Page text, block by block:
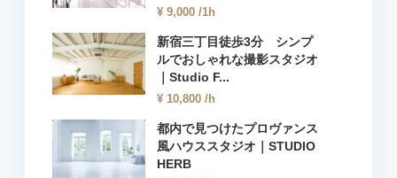
¥ 9,000 /1h
新宿三丁目徒歩3分 シンプ
ルでおしゃれな撮影スタジオ
｜Studio F...
¥ 10,800 /h
都内で見つけたプロヴァンス
風ハウススタジオ｜STUDIO
HERB